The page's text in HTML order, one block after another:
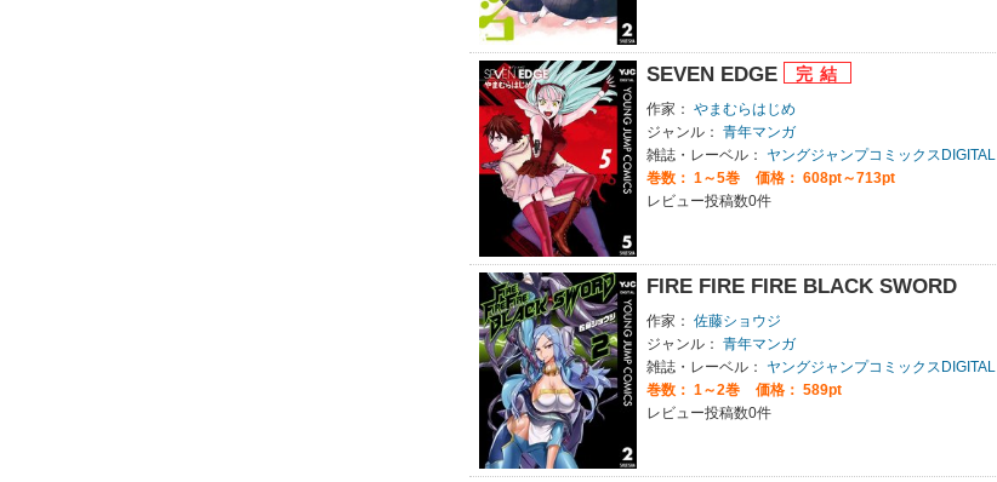
SEVEN EDGE
作家： やまむらはじめ
ジャンル： 青年マンガ
雑誌・レーベル：
ヤングジャンプコミックスDIGITAL
巻数： 1～5巻
価格： 608pt～713pt
レビュー投稿数0件
FIRE FIRE FIRE BLACK SWORD
作家： 佐藤ショウジ
ジャンル： 青年マンガ
雑誌・レーベル：
ヤングジャンプコミックスDIGITAL
巻数： 1～2巻
価格： 589pt
レビュー投稿数0件